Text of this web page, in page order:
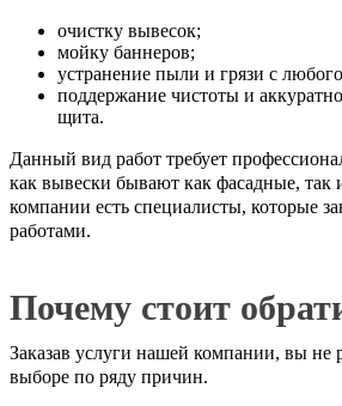
очистку вывесок;
мойку баннеров;
устранение пыли и грязи с любого
поддержание чистоты и
щита.
Данный вид работ требует
как вывески бывают как фасадные,
компании есть специалисты, которые
работами.
Почему стоит
Заказав услуги нашей компании, вы не
выборе по ряду причин.